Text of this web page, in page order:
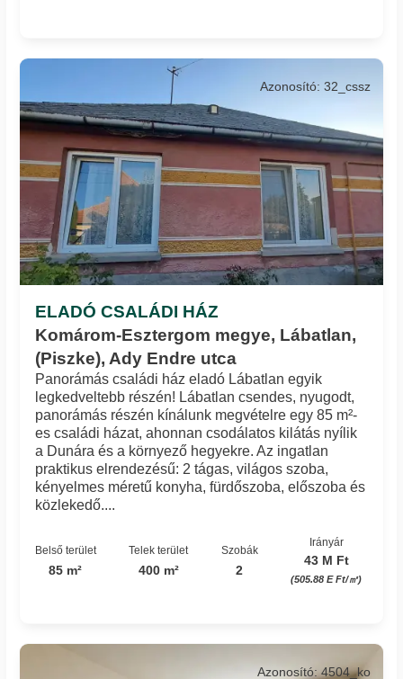
ELADÓ CSALÁDI HÁZ
Komárom-Esztergom megye, Lábatlan,
(Piszke), Ady Endre utca
Azonosító: 32_cssz
Panorámás családi ház eladó Lábatlan egyik
legkedveltebb részén! Lábatlan csendes, nyugodt,
panorámás részén kínálunk megvételre egy 85 m²-
es családi házat, ahonnan csodálatos kilátás nyílik
a Dunára és a környező hegyekre. Az ingatlan
praktikus elrendezésű: 2 tágas, világos szoba,
kényelmes méretű konyha, fürdőszoba, előszoba és
közlekedő....
Belső terület
85 m²
Telek terület
400 m²
Szobák
2
Irányár
43 M Ft
(505.88 E Ft/㎡)
Azonosító: 4504_ko